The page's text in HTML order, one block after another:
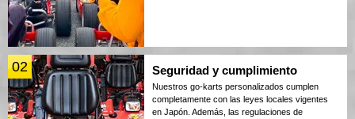
02 Seguridad y cumplimiento
Nuestros go-karts personalizados cumplen
completamente con las leyes locales vigentes
en Japón. Además, las regulaciones de